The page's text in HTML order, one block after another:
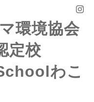
環境協会
定校
わこ